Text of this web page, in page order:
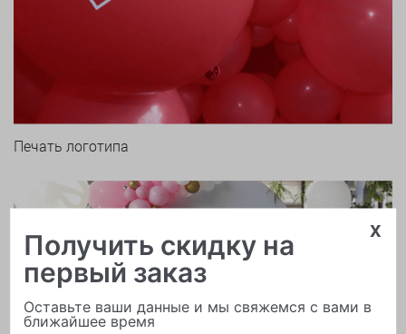
Печать логотипа
Арки и гирлянды из шаров
x
Получить скидку на
первый заказ
Оставьте ваши данные и мы свяжемся с вами в
ближайшее время